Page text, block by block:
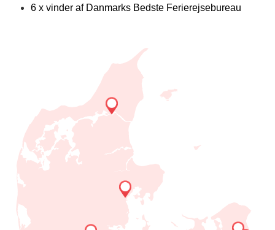
6 x vinder af Danmarks Bedste Ferierejsebureau